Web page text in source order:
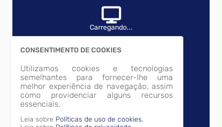
Carregando...
CONSENTIMENTO DE COOKIES
Utilizamos cookies e tecnologias
semelhantes para fornecer-lhe uma
melhor experiência de navegação, assim
como providenciar alguns recursos
essenciais.
Leia sobre Políticas de uso de cookies.